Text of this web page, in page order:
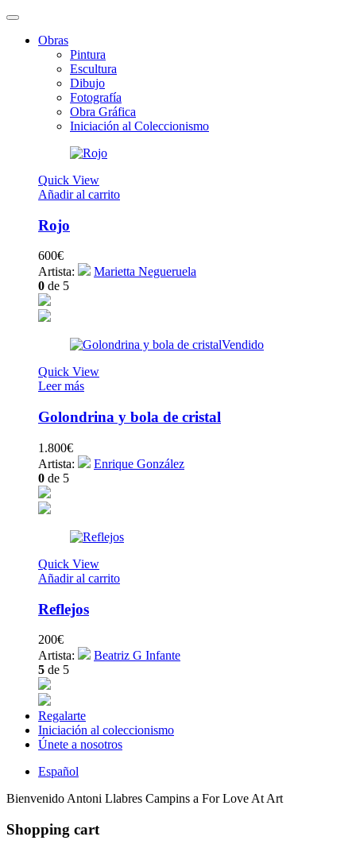
Obras
Pintura
Escultura
Dibujo
Fotografía
Obra Gráfica
Iniciación al Coleccionismo
Quick View
Añadir al carrito
Rojo
600€
Artista:
Marietta Negueruela
0 de 5
Vendido
Quick View
Leer más
Golondrina y bola de cristal
1.800€
Artista:
Enrique González
0 de 5
Quick View
Añadir al carrito
Reflejos
200€
Artista:
Beatriz G Infante
5 de 5
Regalarte
Iniciación al coleccionismo
Únete a nosotros
Español
Bienvenido Antoni Llabres Campins a For Love At Art
Shopping cart